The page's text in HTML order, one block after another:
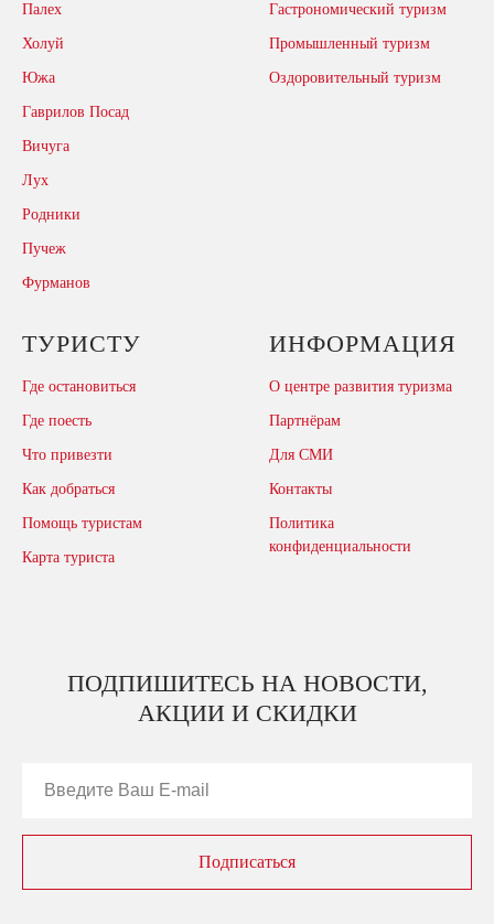
Палех
Холуй
Южа
Гаврилов Посад
Вичуга
Лух
Родники
Пучеж
Фурманов
Гастрономический туризм
Промышленный туризм
Оздоровительный туризм
ТУРИСТУ
Где остановиться
Где поесть
Что привезти
Как добраться
Помощь туристам
Карта туриста
ИНФОРМАЦИЯ
О центре развития туризма
Партнёрам
Для СМИ
Контакты
Политика
конфиденциальности
ПОДПИШИТЕСЬ НА НОВОСТИ,
АКЦИИ И СКИДКИ
Подписаться